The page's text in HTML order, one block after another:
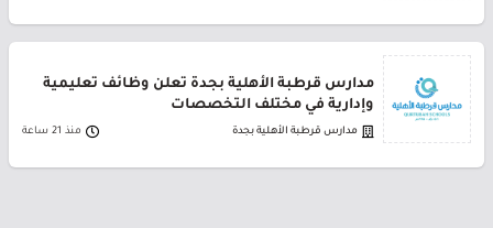
مدارس قرطبة الأهلية بجدة تعلن وظائف تعليمية
وإدارية في مختلف التخصصات
مدارس قرطبة الأهلية بجدة منذ 21 ساعة